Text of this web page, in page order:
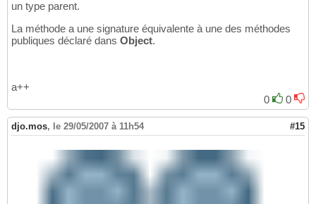
un type parent.
La méthode a une signature équivalente à une des méthodes
publiques déclaré dans Object.
a++
0
0
djo.mos, le 29/05/2007 à 11h54 #15